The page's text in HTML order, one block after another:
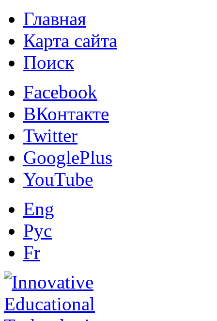
Главная
Карта сайта
Поиск
Facebook
ВКонтакте
Twitter
GooglePlus
YouTube
Eng
Рус
Fr